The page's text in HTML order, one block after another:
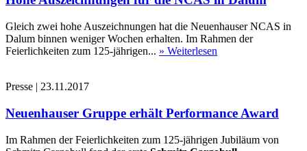
Gleich zwei hohe Auszeichnungen hat die Neuenhauser NCAS in
Dalum binnen weniger Wochen erhalten. Im Rahmen der
Feierlichkeiten zum 125-jährigen... » Weiterlesen
Presse | 23.11.2017
Neuenhauser Gruppe erhält Performance Award
Im Rahmen der Feierlichkeiten zum 125-jährigen Jubiläum von